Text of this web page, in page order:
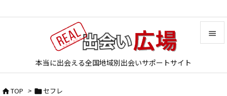
本当に出会える全国地域別出会いサポートサイト

TOP > セフレ